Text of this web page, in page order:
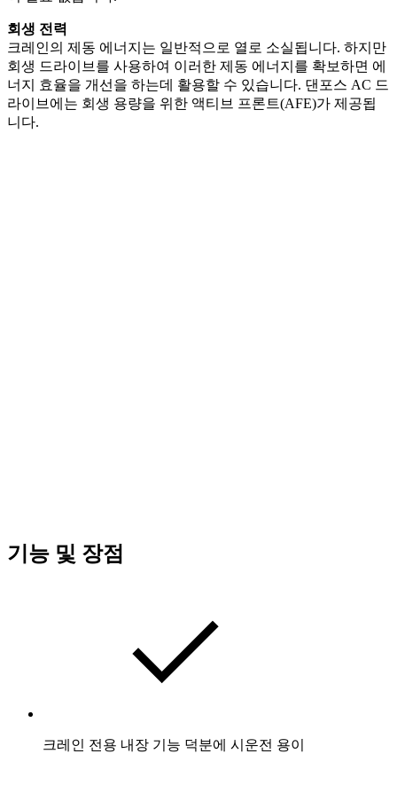
회생 전력
크레인의 제동 에너지는 일반적으로 열로 소실됩니다. 하지만
회생 드라이브를 사용하여 이러한 제동 에너지를 확보하면 에
너지 효율을 개선을 하는데 활용할 수 있습니다. 댄포스 AC 드
라이브에는 회생 용량을 위한 액티브 프론트(AFE)가 제공됩
니다.
기능 및 장점
크레인 전용 내장 기능 덕분에 시운전 용이